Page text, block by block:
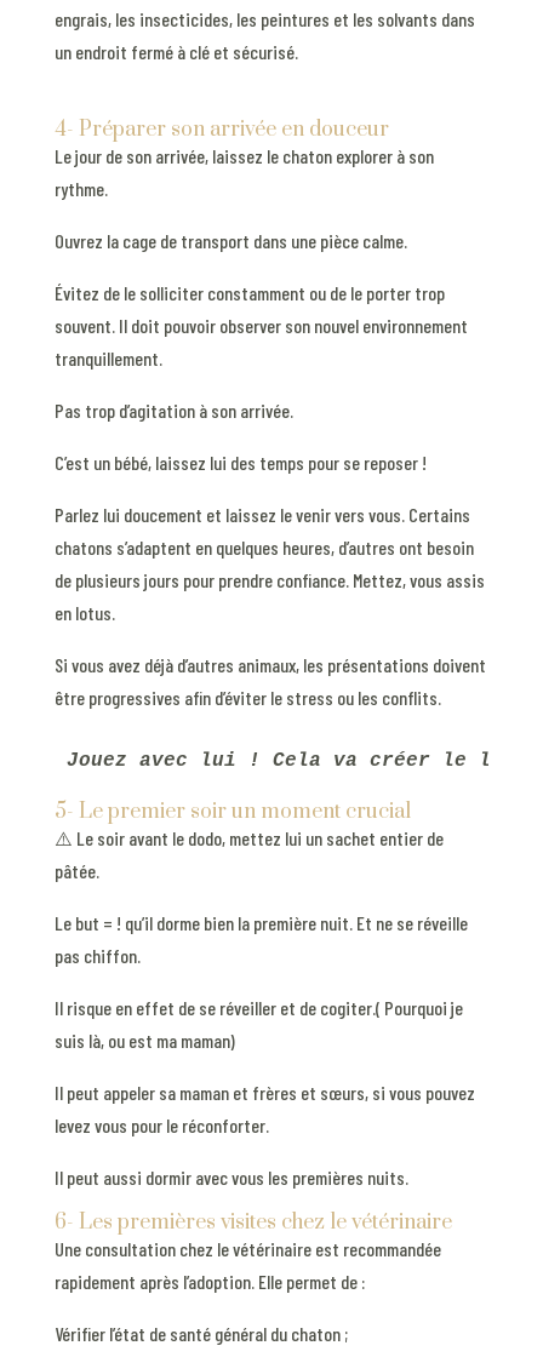
engrais, les insecticides, les peintures et les solvants dans
un endroit fermé à clé et sécurisé.
4- Préparer son arrivée en douceur
Le jour de son arrivée, laissez le chaton explorer à son
rythme.
Ouvrez la cage de transport dans une pièce calme.
Évitez de le solliciter constamment ou de le porter trop
souvent. Il doit pouvoir observer son nouvel environnement
tranquillement.
Pas trop d’agitation à son arrivée.
C’est un bébé, laissez lui des temps pour se reposer !
Parlez lui doucement et laissez le venir vers vous. Certains
chatons s’adaptent en quelques heures, d’autres ont besoin
de plusieurs jours pour prendre confiance. Mettez, vous assis
en lotus.
Si vous avez déjà d’autres animaux, les présentations doivent
être progressives afin d’éviter le stress ou les conflits.
Jouez avec lui ! Cela va créer le
5- Le premier soir un moment crucial
⚠️ Le soir avant le dodo, mettez lui un sachet entier de
pâtée.
Le but = ! qu’il dorme bien la première nuit. Et ne se réveille
pas chiffon.
Il risque en effet de se réveiller et de cogiter.( Pourquoi je
suis là, ou est ma maman)
Il peut appeler sa maman et frères et sœurs, si vous pouvez
levez vous pour le réconforter.
Il peut aussi dormir avec vous les premières nuits.
6- Les premières visites chez le vétérinaire
Une consultation chez le vétérinaire est recommandée
rapidement après l’adoption. Elle permet de :
Vérifier l’état de santé général du chaton ;